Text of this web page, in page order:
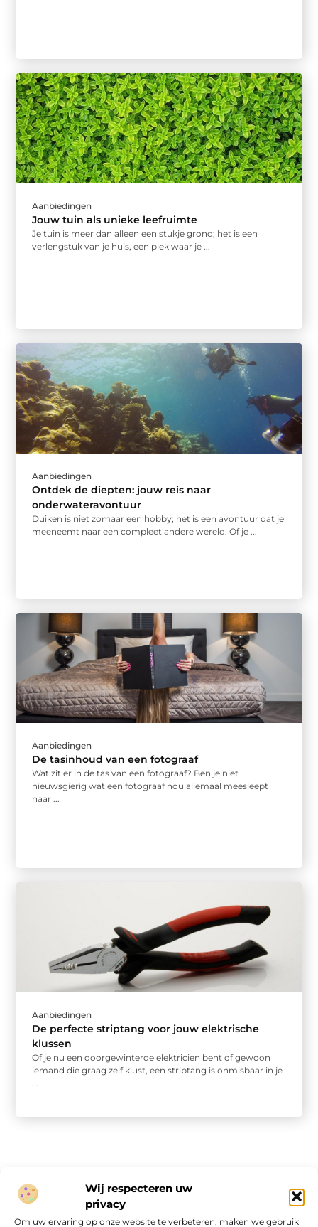
Wij respecteren uw
privacy
Om uw ervaring op onze website te verbeteren, maken we gebruik
Aanbiedingen
Jouw tuin als unieke leefruimte
Je tuin is meer dan alleen een stukje grond; het is een
verlengstuk van je huis, een plek waar je ...
Aanbiedingen
Ontdek de diepten: jouw reis naar
onderwateravontuur
Duiken is niet zomaar een hobby; het is een avontuur dat je
meeneemt naar een compleet andere wereld. Of je ...
Aanbiedingen
De tasinhoud van een fotograaf
Wat zit er in de tas van een fotograaf? Ben je niet
nieuwsgierig wat een fotograaf nou allemaal meesleept
naar ...
Aanbiedingen
De perfecte striptang voor jouw elektrische
klussen
Of je nu een doorgewinterde elektricien bent of gewoon
iemand die graag zelf klust, een striptang is onmisbaar in je
...
Onze informatie